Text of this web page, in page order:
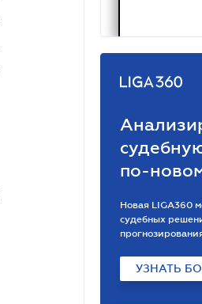
по-
Новая LIGA360
судебных
УЗНАТЬ